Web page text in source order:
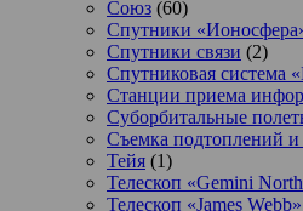
Союз (60)
Спутники
Спутники связи (2)
Спутниковая система
Станции приема
Суборбитальные
Съемка подтоплений
Тейя (1)
Телескоп «Gemini
Телескоп «James Webb»